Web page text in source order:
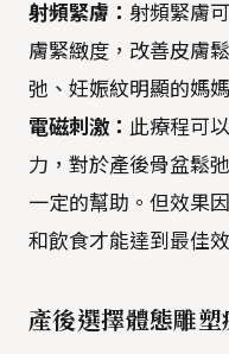
射頻緊膚： 射頻緊膚
膚緊緻度，改善皮膚
弛、妊娠紋明顯的媽
電磁刺激： 此療程可
力，對於產後骨盆鬆
一定的幫助。但效果
和飲食才能達到最佳效
產後選擇體態雕